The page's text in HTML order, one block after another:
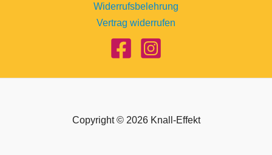
Widerrufsbelehrung
Vertrag widerrufen
Copyright © 2026 Knall-Effekt